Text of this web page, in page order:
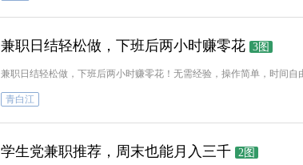
兼职日结轻松做，下班后两小时赚零花 3图
兼职日结轻松做，下班后两小时赚零花！无需经验，操作简单，时间
青白江
学生党兼职推荐，周末也能月入三千 2图